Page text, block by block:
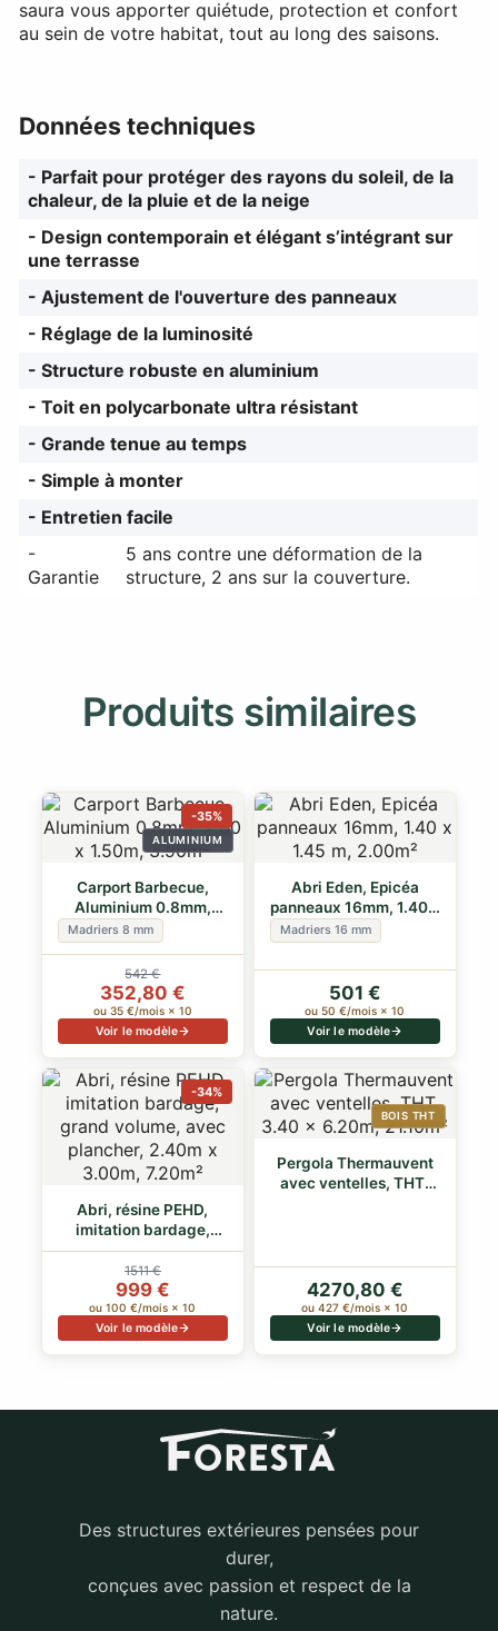
saura vous apporter quiétude, protection et confort
au sein de votre habitat, tout au long des saisons.
Données techniques
- Parfait pour protéger des rayons du soleil, de la
chaleur, de la pluie et de la neige
- Design contemporain et élégant s’intégrant sur
une terrasse
- Ajustement de l'ouverture des panneaux
- Réglage de la luminosité
- Structure robuste en aluminium
- Toit en polycarbonate ultra résistant
- Grande tenue au temps
- Simple à monter
- Entretien facile
-
Garantie
5 ans contre une déformation de la
structure, 2 ans sur la couverture.
Produits similaires
-35%
ALUMINIUM
Carport Barbecue,
Aluminium 0.8mm,
2.60 x 1.50m, 3.90m²
Madriers 8 mm
542 €
352,80 €
ou 35 €/mois × 10
Voir le modèle
Abri Eden, Epicéa
panneaux 16mm, 1.40 x
1.45 m, 2.00m²
Madriers 16 mm
501 €
ou 50 €/mois × 10
Voir le modèle
-34%
Abri, résine PEHD,
imitation bardage,
grand volume,…
1511 €
999 €
ou 100 €/mois × 10
Voir le modèle
BOIS THT
Pergola Thermauvent
avec ventelles, THT,
4270,80 €
ou 427 €/mois × 10
Voir le modèle
Des structures extérieures pensées pour
durer,
conçues avec passion et respect de la
nature.